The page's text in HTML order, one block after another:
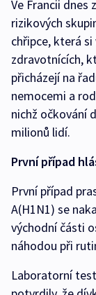
Ve Francii dnes
rizikových
chřipce, která
zdravotnících,
přicházejí na
nemocemi a
nichž očkování
milionů lidí.
První případ
První případ
A(H1N1) se
východní části
náhodou při
Laboratorní